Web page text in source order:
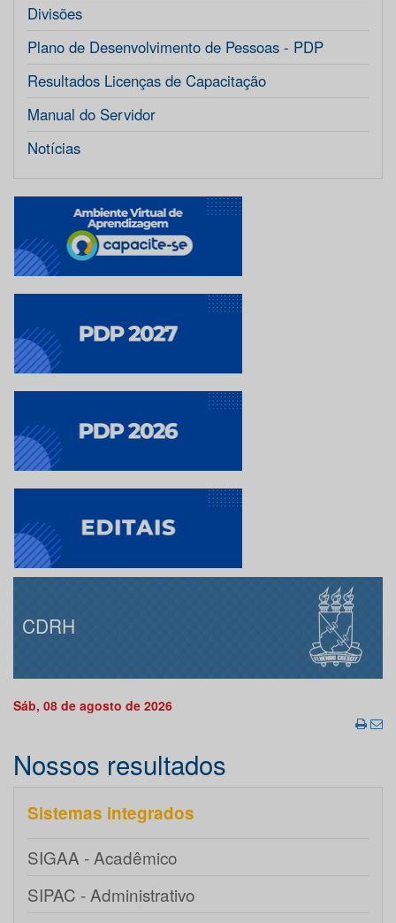
Divisões
Plano de Desenvolvimento de Pessoas - PDP
Resultados Licenças de Capacitação
Manual do Servidor
Notícias
CDRH
Sáb, 08 de agosto de 2026
Nossos resultados
Sistemas integrados
SIGAA - Acadêmico
SIPAC - Administrativo